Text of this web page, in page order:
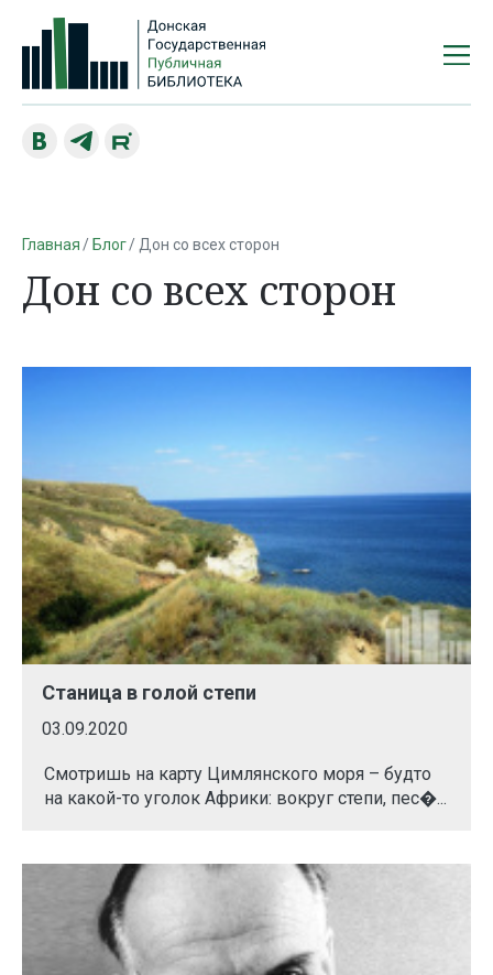
Главная Блог Дон со всех сторон
Дон со всех сторон
Станица в голой степи
03.09.2020
Смотришь на карту Цимлянского моря – будто
на какой-то уголок Африки: вокруг степи, пес�...